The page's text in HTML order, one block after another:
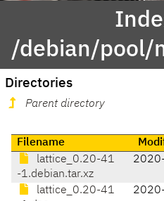
/debian/
Directories
Parent directory
Filename
lattice_0.20-41
-1.debian.tar.xz
lattice_0.20-41